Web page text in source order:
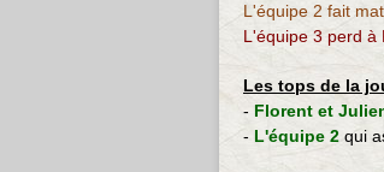
L'équipe 2 fait
L'équipe 3 perd à
Les tops de la
- Florent et
- L'équipe 2 qui